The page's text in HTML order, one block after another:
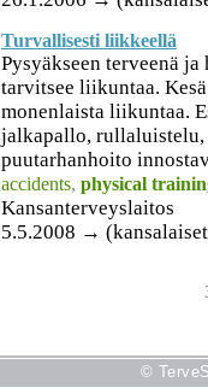
Turvallisesti liikkeellä
Pysyäkseen terveenä
tarvitsee liikuntaa.
monenlaista liikuntaa.
jalkapallo,
puutarhanhoito
accidents, physical
Kansanterveyslaitos
5.5.2008 →
©